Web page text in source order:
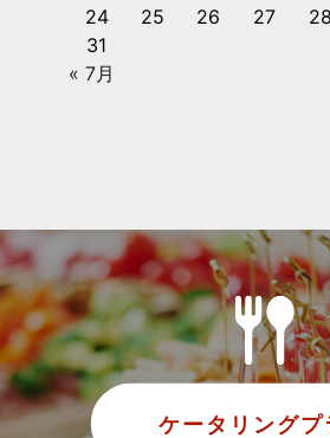
24
25 26 27 28
31
« 7月
ケータリングプ